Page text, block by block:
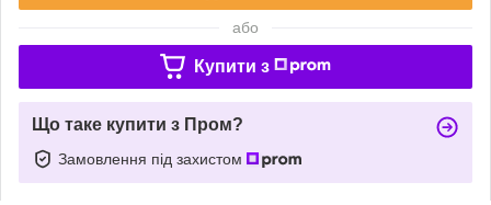
або
Купити з
Що таке купити з Пром?
Замовлення під захистом